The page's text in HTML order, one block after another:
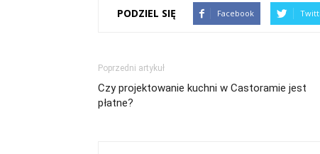
PODZIEL SIĘ Facebook
Poprzedni artykuł
Czy projektowanie kuchni w Castoramie jest
płatne?